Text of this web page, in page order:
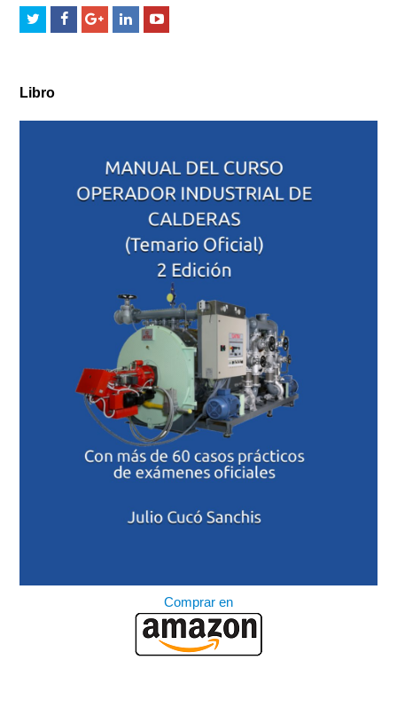
Libro
Comprar en